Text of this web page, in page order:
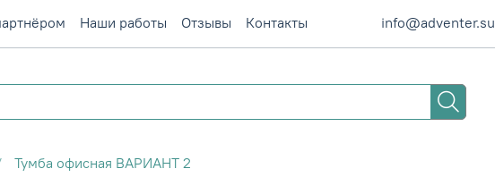
Наши работы Отзывы Контакты info@adventer.su
Тумба офисная ВАРИАНТ 2